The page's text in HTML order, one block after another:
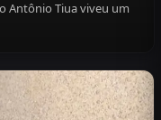
Antônio Tiua viveu um